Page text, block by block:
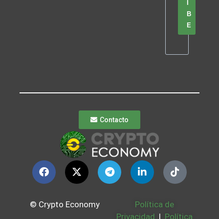
B
E
Contacto
© Crypto Economy
Política de
Privacidad | Política